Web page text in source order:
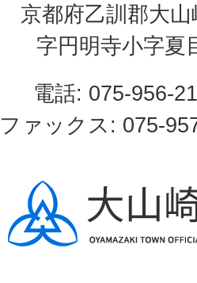
京都府乙訓郡大山
字円明寺小字夏
電話: 075-956-
ファックス: 075-